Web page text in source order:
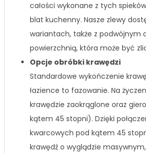
całości wykonane z tych
blat kuchenny. Nasze zlewy
wariantach, także z podwójnym
powierzchnią, która może być
Opcje obróbki krawędzi
Standardowe wykończenie
łazience to fazowanie. Na
krawędzie zaokrąglone oraz
kątem 45 stopni). Dzięki
kwarcowych pod kątem 45
krawędź o wyglądzie